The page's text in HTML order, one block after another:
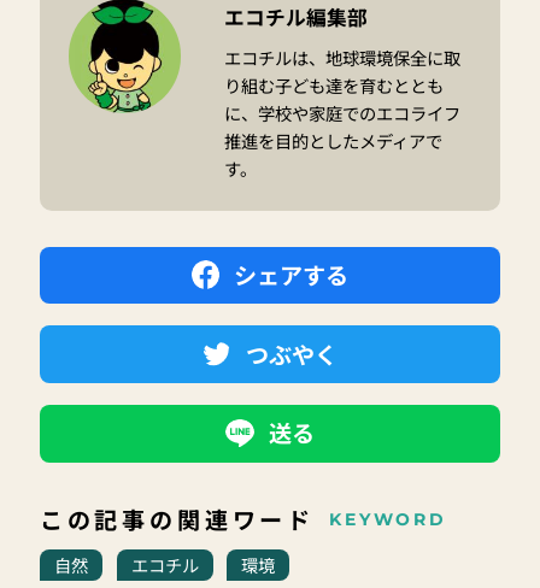
エコチル編集部
エコチルは、地球環境保全に取
り組む子ども達を育むととも
に、学校や家庭でのエコライフ
推進を目的としたメディアで
す。
シェアする
つぶやく
送る
この記事の関連ワード KEYWORD
自然 エコチル 環境